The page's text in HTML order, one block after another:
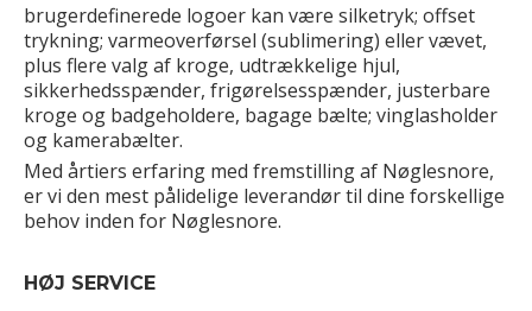
brugerdefinerede logoer kan være silketryk; offset
trykning; varmeoverførsel (sublimering) eller vævet,
plus flere valg af kroge, udtrækkelige hjul,
sikkerhedsspænder, frigørelsesspænder, justerbare
kroge og badgeholdere, bagage bælte; vinglasholder
og kamerabælter.
Med årtiers erfaring med fremstilling af Nøglesnore,
er vi den mest pålidelige leverandør til dine forskellige
behov inden for Nøglesnore.
HØJ SERVICE